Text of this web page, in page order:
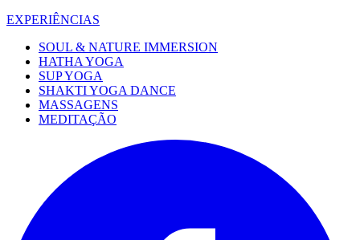
EXPERIÊNCIAS
SOUL & NATURE IMMERSION
HATHA YOGA
SUP YOGA
SHAKTI YOGA DANCE
MASSAGENS
MEDITAÇÃO